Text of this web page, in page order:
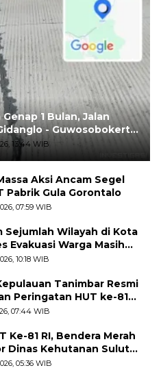
1 Bulan, Jalan
- Guwosobokerto
13:44 WIB
Aksi Ancam Segel
Pabrik Gula Gorontalo
07:59 WIB
Sejumlah Wilayah di Kota
Evakuasi Warga Masih
10:18 WIB
Tanimbar Resmi
Peringatan HUT ke-81
ASN Diajak Perkuat
07:44 WIB
Ke-81 RI, Bendera Merah
Dinas Kehutanan Sulut
05:36 WIB